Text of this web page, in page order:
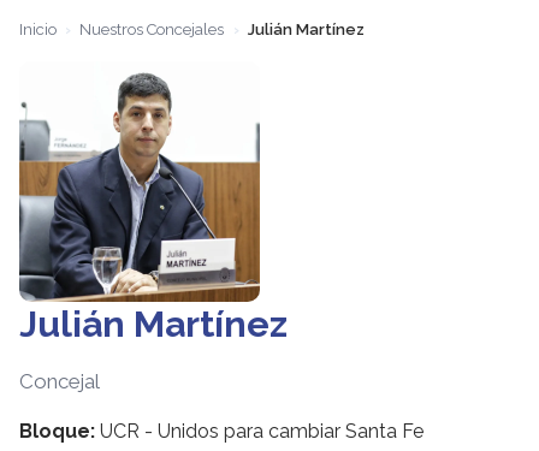
Inicio Nuestros Concejales Julián Martínez
Julián Martínez
Concejal
Bloque: UCR - Unidos para cambiar Santa Fe